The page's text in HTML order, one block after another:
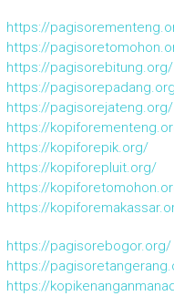
https://
https://
https://pagisorebitung.org/
https://
https://pagisorejateng.org/
https://
https://kopiforepik.org/
https://kopiforepluit.org/
https://
https://
https://pagisorebogor.org/
https://
https://